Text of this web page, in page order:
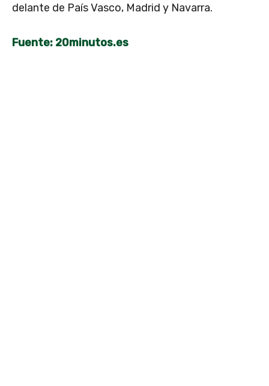
delante de País Vasco, Madrid y Navarra.
Fuente: 20minutos.es